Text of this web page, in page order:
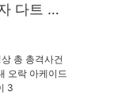
다트 머